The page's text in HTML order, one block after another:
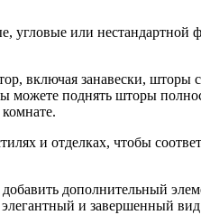
угловые или нестандартной
включая занавески,
можете поднять шторы
и отделках, чтобы
дополнительный
и завершенный